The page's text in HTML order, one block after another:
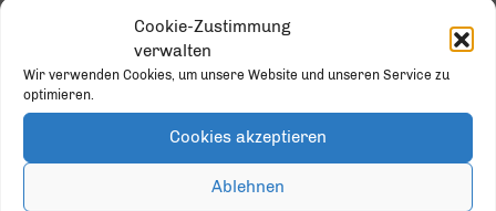
Cookie-Zustimmung
verwalten
Wir verwenden Cookies, um unsere Website und unseren Service zu
optimieren.
Cookies akzeptieren
Ablehnen
Lichtenau
Johannes-Höschen-Straße 7 - Lichtenau
Veranstaltungen